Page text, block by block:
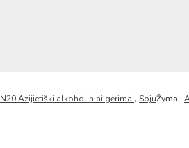
N20 Azijietiški alkoholiniai gėrimai, SojuŽyma :